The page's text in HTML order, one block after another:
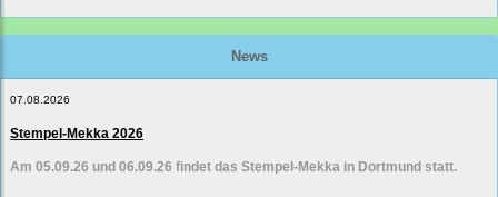
News
07.08.2026
Stempel-Mekka 2026
Am 05.09.26 und 06.09.26 findet das Stempel-Mekka in Dortmund statt.